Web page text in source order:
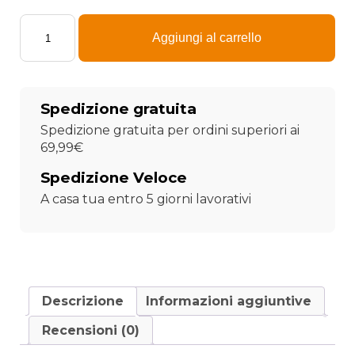
Plaid
in
100x150
personalizzata
con
una
foto
fronte
Aggiungi al carrello
Spedizione gratuita
Spedizione gratuita per ordini superiori ai
69,99€
Spedizione Veloce
A casa tua entro 5 giorni lavorativi
Descrizione
Informazioni aggiuntive
Recensioni (0)